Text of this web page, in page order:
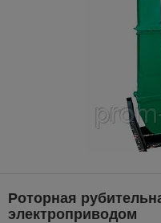
Роторная
электроприводом